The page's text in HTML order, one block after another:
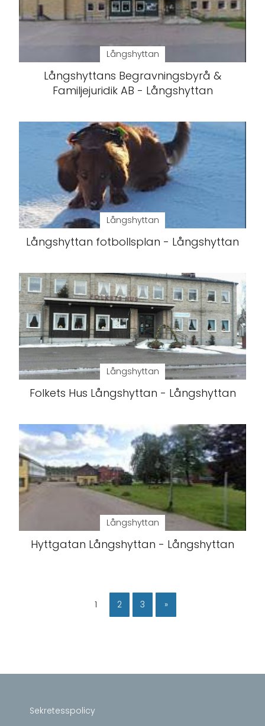
Långshyttan
Långshyttans Begravningsbyrå &
Familjejuridik AB - Långshyttan
Långshyttan
Långshyttan fotbollsplan - Långshyttan
Långshyttan
Folkets Hus Långshyttan - Långshyttan
Långshyttan
Hyttgatan Långshyttan - Långshyttan
1 2 3 »
Sekretesspolicy